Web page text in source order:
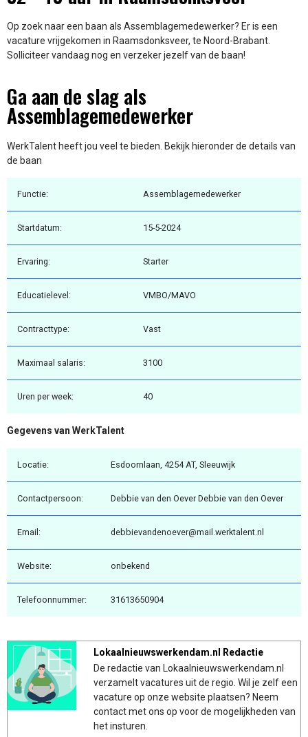
Op zoek naar een baan als Assemblagemedewerker? Er is een
vacature vrijgekomen in Raamsdonksveer, te Noord-Brabant.
Solliciteer vandaag nog en verzeker jezelf van de baan!
Ga aan de slag als
Assemblagemedewerker
WerkTalent heeft jou veel te bieden. Bekijk hieronder de details van
de baan
Functie: Assemblagemedewerker
Startdatum: 15-5-2024
Ervaring: Starter
Educatielevel: VMBO/MAVO
Contracttype: Vast
Maximaal salaris: 3100
Uren per week: 40
Gegevens van WerkTalent
Locatie: Esdoornlaan, 4254 AT, Sleeuwijk
Contactpersoon: Debbie van den Oever Debbie van den Oever
Email: debbievandenoever@mail.werktalent.nl
Website: onbekend
Telefoonnummer: 31613650904
Lokaalnieuwswerkendam.nl Redactie
De redactie van Lokaalnieuwswerkendam.nl
verzamelt vacatures uit de regio. Wil je zelf een
vacature op onze website plaatsen? Neem
contact met ons op voor de mogelijkheden van
het insturen.